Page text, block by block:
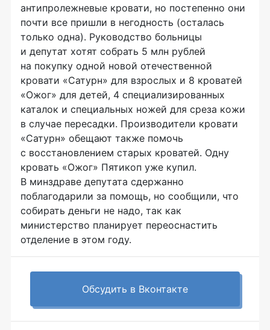
антипролежневые кровати, но постепенно они
почти все пришли в негодность (осталась
только одна). Руководство больницы
и депутат хотят собрать 5 млн рублей
на покупку одной новой отечественной
кровати «Сатурн» для взрослых и 8 кроватей
«Ожог» для детей, 4 специализированных
каталок и специальных ножей для среза кожи
в случае пересадки. Производители кровати
«Сатурн» обещают также помочь
с восстановлением старых кроватей. Одну
кровать «Ожог» Пятикоп уже купил.
В минздраве депутата сдержанно
поблагодарили за помощь, но сообщили, что
собирать деньги не надо, так как
министерство планирует переоснастить
отделение в этом году.
Обсудить в Вконтакте